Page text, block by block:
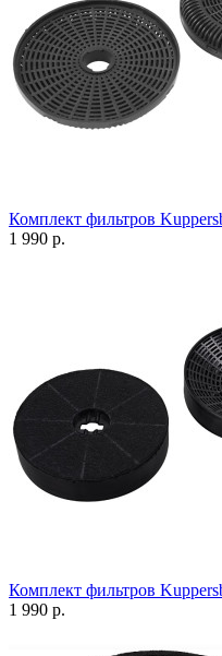
Комплект фильтров
1 990 р.
Комплект фильтров
1 990 р.